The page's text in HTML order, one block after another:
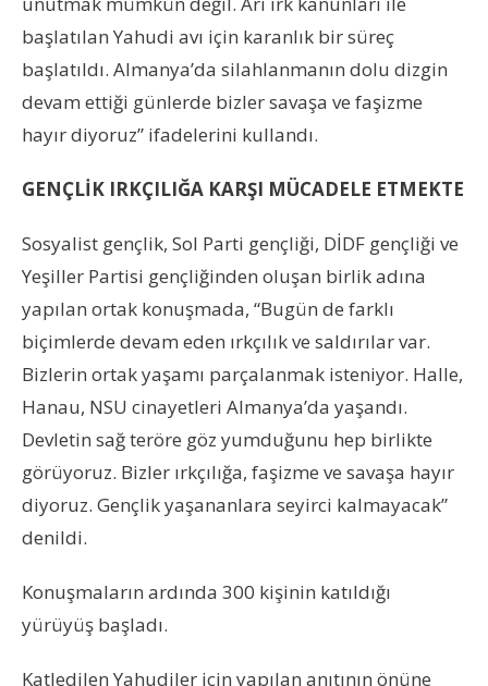
başlatılan Yahudi avı için karanlık bir süreç
başlatıldı. Almanya’da silahlanmanın dolu dizgin
devam ettiği günlerde bizler savaşa ve faşizme
hayır diyoruz” ifadelerini kullandı.
GENÇLİK IRKÇILIĞA KARŞI MÜCADELE ETMEKTE
Sosyalist gençlik, Sol Parti gençliği, DİDF gençliği ve
Yeşiller Partisi gençliğinden oluşan birlik adına
yapılan ortak konuşmada, “Bugün de farklı
biçimlerde devam eden ırkçılık ve saldırılar var.
Bizlerin ortak yaşamı parçalanmak isteniyor. Halle,
Hanau, NSU cinayetleri Almanya’da yaşandı.
Devletin sağ teröre göz yumduğunu hep birlikte
görüyoruz. Bizler ırkçılığa, faşizme ve savaşa hayır
diyoruz. Gençlik yaşananlara seyirci kalmayacak”
denildi.
Konuşmaların ardında 300 kişinin katıldığı
yürüyüş başladı.
Katledilen Yahudiler için yapılan anıtının önüne